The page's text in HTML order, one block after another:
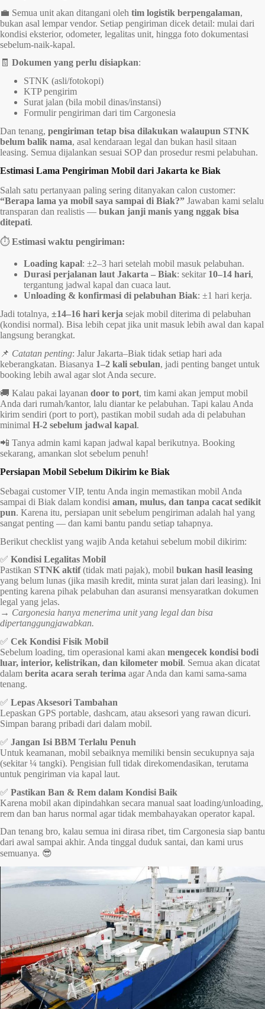
💼 Semua unit akan ditangani oleh tim logistik berpengalaman,
bukan asal lempar vendor. Setiap pengiriman dicek detail: mulai dari
kondisi eksterior, odometer, legalitas unit, hingga foto dokumentasi
sebelum-naik-kapal.
🧾 Dokumen yang perlu disiapkan:
STNK (asli/fotokopi)
KTP pengirim
Surat jalan (bila mobil dinas/instansi)
Formulir pengiriman dari tim Cargonesia
Dan tenang, pengiriman tetap bisa dilakukan walaupun STNK
belum balik nama, asal kendaraan legal dan bukan hasil sitaan
leasing. Semua dijalankan sesuai SOP dan prosedur resmi pelabuhan.
Estimasi Lama Pengiriman Mobil dari Jakarta ke Biak
Salah satu pertanyaan paling sering ditanyakan calon customer:
“Berapa lama ya mobil saya sampai di Biak?” Jawaban kami selalu
transparan dan realistis — bukan janji manis yang nggak bisa
ditepati.
⏱️ Estimasi waktu pengiriman:
Loading kapal: ±2–3 hari setelah mobil masuk pelabuhan.
Durasi perjalanan laut Jakarta – Biak: sekitar 10–14 hari,
tergantung jadwal kapal dan cuaca laut.
Unloading & konfirmasi di pelabuhan Biak: ±1 hari kerja.
Jadi totalnya, ±14–16 hari kerja sejak mobil diterima di pelabuhan
(kondisi normal). Bisa lebih cepat jika unit masuk lebih awal dan kapal
langsung berangkat.
📌 Catatan penting: Jalur Jakarta–Biak tidak setiap hari ada
keberangkatan. Biasanya 1–2 kali sebulan, jadi penting banget untuk
booking lebih awal agar slot Anda secure.
🚚 Kalau pakai layanan door to port, tim kami akan jemput mobil
Anda dari rumah/kantor, lalu diantar ke pelabuhan. Tapi kalau Anda
kirim sendiri (port to port), pastikan mobil sudah ada di pelabuhan
minimal H-2 sebelum jadwal kapal.
📲 Tanya admin kami kapan jadwal kapal berikutnya. Booking
sekarang, amankan slot sebelum penuh!
Persiapan Mobil Sebelum Dikirim ke Biak
Sebagai customer VIP, tentu Anda ingin memastikan mobil Anda
sampai di Biak dalam kondisi aman, mulus, dan tanpa cacat sedikit
pun. Karena itu, persiapan unit sebelum pengiriman adalah hal yang
sangat penting — dan kami bantu pandu setiap tahapnya.
Berikut checklist yang wajib Anda ketahui sebelum mobil dikirim:
✅ Kondisi Legalitas Mobil
Pastikan STNK aktif(tidak mati pajak), mobil bukan hasil leasing
yang belum lunas (jika masih kredit, minta surat jalan dari leasing). Ini
penting karena pihak pelabuhan dan asuransi mensyaratkan dokumen
legal yang jelas.
→ Cargonesia hanya menerima unit yang legal dan bisa
dipertanggungjawabkan.
✅ Cek Kondisi Fisik Mobil
Sebelum loading, tim operasional kami akan mengecek kondisi bodi
luar, interior, kelistrikan, dan kilometer mobil. Semua akan dicatat
dalam berita acara serah terima agar Anda dan kami sama-sama
tenang.
✅ Lepas Aksesori Tambahan
Lepaskan GPS portable, dashcam, atau aksesori yang rawan dicuri.
Simpan barang pribadi dari dalam mobil.
✅ Jangan Isi BBM Terlalu Penuh
Untuk keamanan, mobil sebaiknya memiliki bensin secukupnya saja
(sekitar ¼ tangki). Pengisian full tidak direkomendasikan, terutama
untuk pengiriman via kapal laut.
✅ Pastikan Ban & Rem dalam Kondisi Baik
Karena mobil akan dipindahkan secara manual saat loading/unloading,
rem dan ban harus normal agar tidak membahayakan operator kapal.
Dan tenang bro, kalau semua ini dirasa ribet, tim Cargonesia siap bantu
dari awal sampai akhir. Anda tinggal duduk santai, dan kami urus
semuanya. 😎